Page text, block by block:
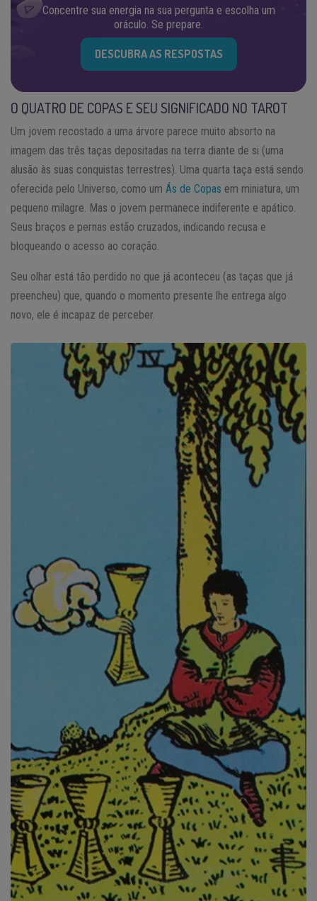
Concentre sua energia na sua pergunta e escolha um
oráculo. Se prepare.
DESCUBRA AS RESPOSTAS
O QUATRO DE COPAS E SEU SIGNIFICADO NO TAROT
Um jovem recostado a uma árvore parece muito absorto na
imagem das três taças depositadas na terra diante de si (uma
alusão às suas conquistas terrestres). Uma quarta taça está sendo
oferecida pelo Universo, como um Ás de Copas em miniatura, um
pequeno milagre. Mas o jovem permanece indiferente e apático.
Seus braços e pernas estão cruzados, indicando recusa e
bloqueando o acesso ao coração.
Seu olhar está tão perdido no que já aconteceu (as taças que já
preencheu) que, quando o momento presente lhe entrega algo
novo, ele é incapaz de perceber.